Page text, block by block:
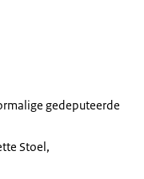
gedeputeerde
Stoel,